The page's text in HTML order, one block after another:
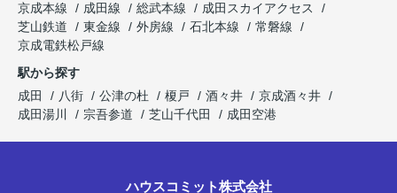
京成本線
成田線 総武本線
成田スカイアクセス
芝山鉄道
東金線 外房線 石北本線
常磐線
京成電鉄松戸線
駅から探す
成田
八街 公津の杜 榎戸 酒々井
京成酒々井
成田湯川
宗吾参道 芝山千代田 成田空港
ハウスコミット株式会社